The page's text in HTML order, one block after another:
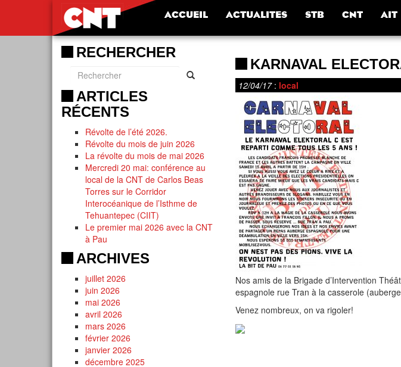
ACCUEIL ACTUALITES STB CNT AIT
RECHERCHER
ARTICLES
RÉCENTS
Révolte de l’été 2026.
Révolte du mois de juin 2026
La révolte du mois de mai 2026
Mercredi 20 mai: conférence au
local de la CNT de Carlos Beas
Torres sur le Corridor
Interocéanique de l’Isthme de
Tehuantepec (CIIT)
Le premier mai 2026 avec la CNT
à Pau
ARCHIVES
juillet 2026
juin 2026
mai 2026
avril 2026
mars 2026
février 2026
janvier 2026
décembre 2025
KARNAVAL
12/04/17: local
Nos amis de la Brigade d’Intervention
espagnole rue Tran à la casserole
Venez nombreux, on va rigoler!